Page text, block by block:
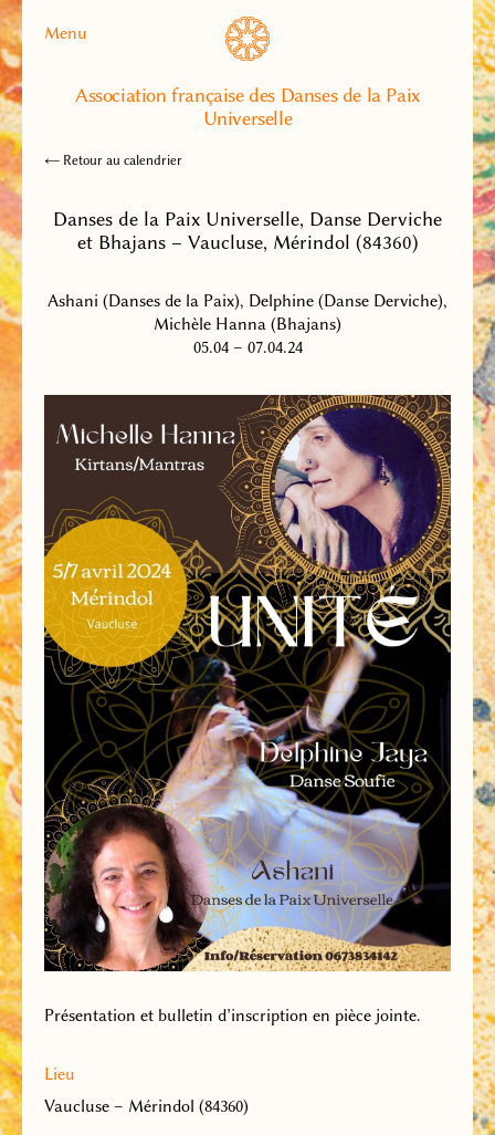
Menu
Association française des Danses de la Paix
Universelle
← Retour au calendrier
Danses de la Paix Universelle, Danse Derviche
et Bhajans – Vaucluse, Mérindol (84360)
Ashani (Danses de la Paix), Delphine (Danse Derviche),
Michèle Hanna (Bhajans)
05.04 – 07.04.24
Présentation et bulletin d’inscription en pièce jointe.
Lieu
Vaucluse – Mérindol (84360)